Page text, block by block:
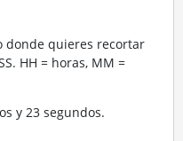
donde quieres recortar
HH = horas, MM =
y 23 segundos.